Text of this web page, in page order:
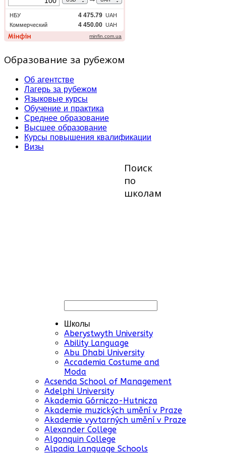
Образование за рубежом
Об агентстве
Лагерь за рубежом
Языковые курсы
Обучение и практика
Среднее образование
Высшее образование
Курсы повышения квалификации
Визы
Поиск
по
школам
Школы
Aberystwyth University
Ability Language
Abu Dhabi University
Accademia Costume and
Moda
Acsenda School of Management
Adelphi University
Akademia Górniczo-Hutnicza
Akademie muzických umění v Praze
Akademie vyvtarných umění v Praze
Alexander College
Algonquin College
Alpadia Language Schools